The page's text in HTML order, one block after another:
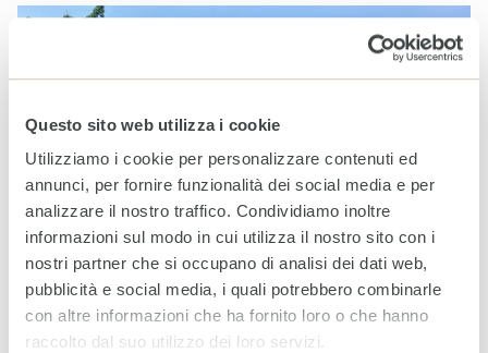
Questo sito web utilizza i cookie
Utilizziamo i cookie per personalizzare contenuti ed
annunci, per fornire funzionalità dei social media e per
analizzare il nostro traffico. Condividiamo inoltre
informazioni sul modo in cui utilizza il nostro sito con i
nostri partner che si occupano di analisi dei dati web,
pubblicità e social media, i quali potrebbero combinarle
con altre informazioni che ha fornito loro o che hanno
raccolto dal suo utilizzo dei loro servizi.
22 APRILE 2018
Nel giorno in cui si celebra il nostro Pianeta, condividiamo